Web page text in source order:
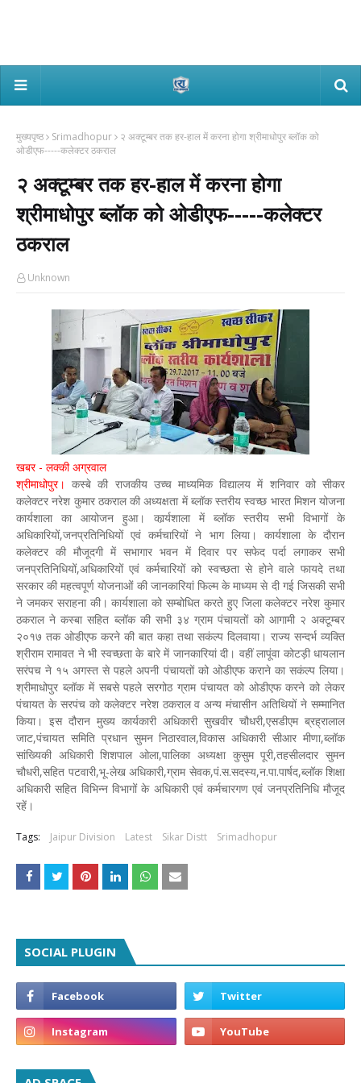
मुख्यपृष्ठ Srimadhopur
२ अक्टूम्बर तक हर-हाल में करना होगा श्रीमाधोपुर ब्लॉक को
ओडीएफ-----कलेक्टर ठकराल
२ अक्टूम्बर तक हर-हाल में करना होगा
श्रीमाधोपुर ब्लॉक को ओडीएफ-----कलेक्टर
ठकराल
Unknown
खबर - लक्की अग्रवाल
श्रीमाधोपुर।कस्बे की राजकीय उच्च माध्यमिक विद्यालय में शनिवार को सीकर
कलेक्टर नरेश कुमार ठकराल की अध्यक्षता में ब्लॉक स्तरीय स्वच्छ भारत मिशन योजना
कार्यशाला का आयोजन हुआ। कार्र्यशाला में ब्लॉक स्तरीय सभी विभागों के
अधिकारियों,जनप्रतिनिधियों एवं कर्मचारियों ने भाग लिया। कार्यशाला के दौरान
कलेक्टर की मौजूदगी में सभागार भवन में दिवार पर सफेद पर्दा लगाकर सभी
जनप्रतिनिधियों,अधिकारियों एवं कर्मचारियों को स्वच्छता से होने वाले फायदे तथा
सरकार की महत्वपूर्ण योजनाओं की जानकारियां फिल्म के माध्यम से दी गई जिसकी सभी
ने जमकर सराहना की। कार्यशाला को सम्बोधित करते हुए जिला कलेक्टर नरेश कुमार
ठकराल ने कस्बा सहित ब्लॉक की सभी ३४ ग्राम पंचायतों को आगामी २ अक्टूम्बर
२०१७ तक ओडीएफ करने की बात कहा तथा सकंल्प दिलवाया। राज्य सन्दर्भ व्यक्ति
श्रीराम रामावत ने भी स्वच्छता के बारे में जानकारियां दी। वहीं लापूंवा कोटड़ी धायलान
सरंपच ने १५ अगस्त से पहले अपनी पंचायतों को ओडीएफ कराने का सकंल्प लिया।
श्रीमाधोपुर ब्लॉक में सबसे पहले सरगोठ ग्राम पंचायत को ओडीएफ करने को लेकर
पंचायत के सरपंच को कलेक्टर नरेश ठकराल व अन्य मंचासीन अतिथियों ने सम्मानित
किया। इस दौरान मुख्य कार्यकारी अधिकारी सुखवीर चौधरी,एसडीएम ब्रह्रालाल
जाट,पंचायत समिति प्रधान सुमन निठारवाल,विकास अधिकारी सीआर मीणा,ब्लॉक
सांख्यिकी अधिकारी शिशपाल ओला,पालिका अध्यक्षा कुसुम पूरी,तहसीलदार सुमन
चौधरी,सहित पटवारी,भू-लेख अधिकारी,ग्राम सेवक,पं.स.सदस्य,न.पा.पार्षद,ब्लॉक शिक्षा
अधिकारी सहित विभिन्न विभागों के अधिकारी एवं कर्मचारगण एवं जनप्रतिनिधि मौजूद
रहें।
Tags: Jaipur Division Latest Sikar Distt Srimadhopur
SOCIAL PLUGIN